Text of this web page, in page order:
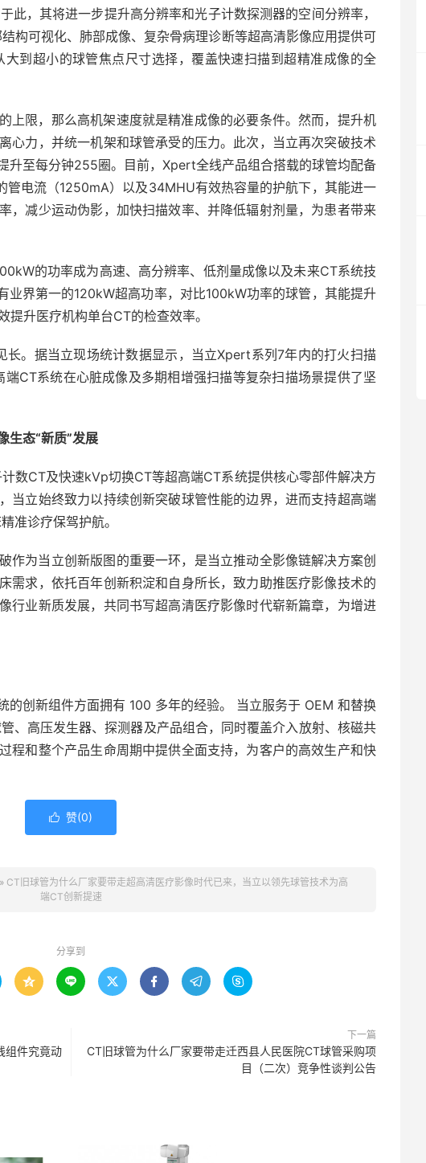
，其将进一步提升高分辨率和光子计数探测器的空间分辨率，
构可视化、肺部成像、复杂骨病理诊断等超高清影像应用提供可
到超小的球管焦点尺寸选择，覆盖快速扫描到超精准成像的全
限，那么高机架速度就是精准成像的必要条件。然而，提升机
心力，并统一机架和球管承受的压力。此次，当立再次突破技术
升至每分钟255圈。目前，Xpert全线产品组合搭载的球管均配备
电流（1250mA）以及34MHU有效热容量的护航下，其能进一
，减少运动伪影，加快扫描效率、并降低辐射剂量，为患者带来
的功率成为高速、高分辨率、低剂量成像以及未来CT系统技
界第一的120kW超高功率，对比100kW功率的球管，其能提升
升医疗机构单台CT的检查效率。
。据当立现场统计数据显示，当立Xpert系列7年内的打火扫描
CT系统在心脏成像及多期相增强扫描等复杂扫描场景提供了坚
生态“新质”发展
CT及快速kVp切换CT等超高端CT系统提供核心零部件解决方
当立始终致力以持续创新突破球管性能的边界，进而支持超高端
准诊疗保驾护航。
为当立创新版图的重要一环，是当立推动全影像链解决方案创
需求，依托百年创新积淀和自身所长，致力助推医疗影像技术的
行业新质发展，共同书写超高清医疗影像时代崭新篇章，为增进
创新组件方面拥有 100 多年的经验。 当立服务于 OEM 和替换
、高压发生器、探测器及产品组合，同时覆盖介入放射、核磁共
程和整个产品生命周期中提供全面支持，为客户的高效生产和快
 赞(0)
» CT旧球管为什么厂家要带走超高清医疗影像时代已来，当立以领先球管技术为高
端CT创新提速
分享到
     
组件究竟动
下一篇
CT旧球管为什么厂家要带走迁西县人民医院CT球管采购项
目（二次）竞争性谈判公告